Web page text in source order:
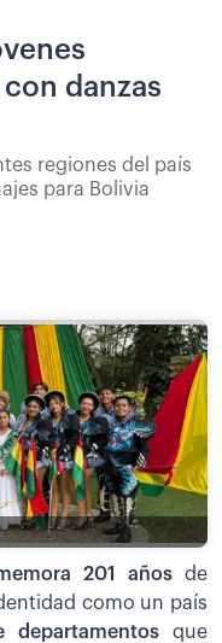
danzas
regiones del país
para Bolivia
201 años de
como un país
departamentos que